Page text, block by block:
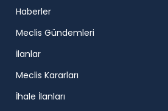
Haberler
Meclis Gündemleri
İlanlar
Meclis Kararları
İhale İlanları